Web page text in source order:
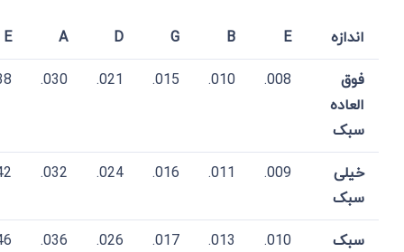
اندازه E
B
G
D
A
E
فوق
العاده
سبک
008.
010.
015.
021.
030.
خیلی
سبک
009.
011.
016.
024.
032.
سبک 010.
013.
017.
026.
036.